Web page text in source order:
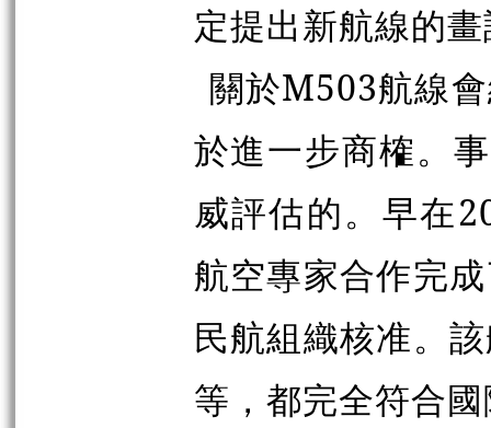
定提出新航線的
關於M503航線
於進一步商榷。
威評估的。早在
航空專家合作完
民航組織核准。
等，都完全符合